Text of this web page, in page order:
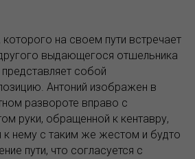
на своем пути встречает
выдающегося отшельника
собой
Антоний изображен в
развороте вправо с
руки, обращенной к кентавру,
к нему с таким же жестом и будто
пути, что согласуется с